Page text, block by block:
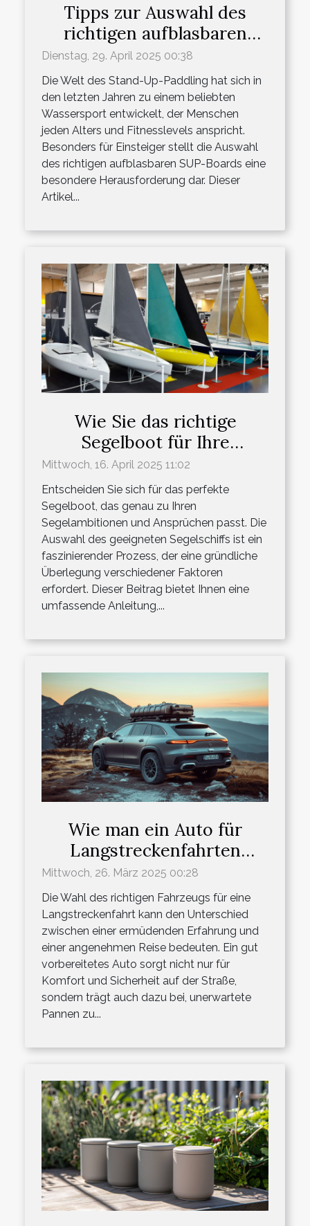
Tipps zur Auswahl des
richtigen aufblasbaren
SUP-Boards für Anfänger
Dienstag, 29. April 2025 00:38
Die Welt des Stand-Up-Paddling hat sich in
den letzten Jahren zu einem beliebten
Wassersport entwickelt, der Menschen
jeden Alters und Fitnesslevels anspricht.
Besonders für Einsteiger stellt die Auswahl
des richtigen aufblasbaren SUP-Boards eine
besondere Herausforderung dar. Dieser
Artikel...
Wie Sie das richtige
Segelboot für Ihre
Bedürfnisse wählen
Mittwoch, 16. April 2025 11:02
Entscheiden Sie sich für das perfekte
Segelboot, das genau zu Ihren
Segelambitionen und Ansprüchen passt. Die
Auswahl des geeigneten Segelschiffs ist ein
faszinierender Prozess, der eine gründliche
Überlegung verschiedener Faktoren
erfordert. Dieser Beitrag bietet Ihnen eine
umfassende Anleitung,...
Wie man ein Auto für
Langstreckenfahrten
optimal auswählt und
vorbereitet
Mittwoch, 26. März 2025 00:28
Die Wahl des richtigen Fahrzeugs für eine
Langstreckenfahrt kann den Unterschied
zwischen einer ermüdenden Erfahrung und
einer angenehmen Reise bedeuten. Ein gut
vorbereitetes Auto sorgt nicht nur für
Komfort und Sicherheit auf der Straße,
sondern trägt auch dazu bei, unerwartete
Pannen zu...